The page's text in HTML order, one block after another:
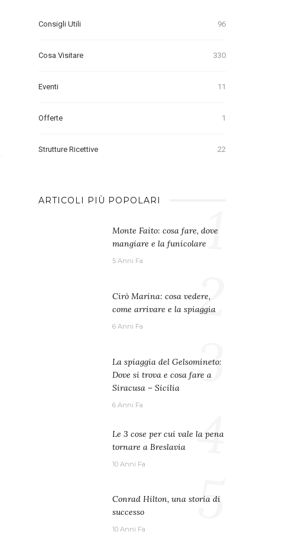
Consigli Utili 96
Cosa Visitare 330
Eventi 11
Offerte 1
Strutture Ricettive 22
ARTICOLI PIÙ POPOLARI
Monte Faito: cosa fare, dove
mangiare e la funicolare
5 Anni Fa 1
Cirò Marina: cosa vedere,
come arrivare e la spiaggia
6 Anni Fa 2
La spiaggia del Gelsomineto:
Dove si trova e cosa fare a
Siracusa – Sicilia
6 Anni Fa
3
Le 3 cose per cui vale la pena
tornare a Breslavia
10 Anni Fa 4
Conrad Hilton, una storia di
successo
10 Anni Fa 5